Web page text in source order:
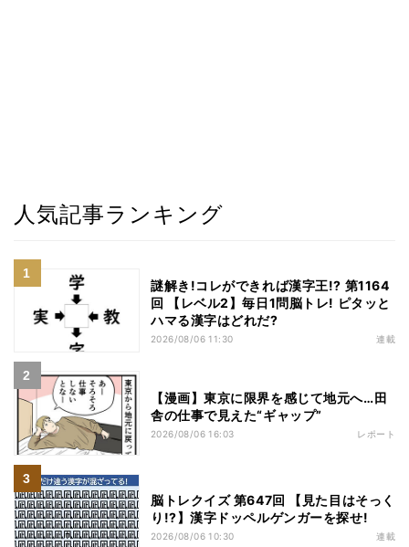
人気記事ランキング
謎解き!コレができれば漢字王!? 第1164
回 【レベル2】毎日1問脳トレ! ピタッと
ハマる漢字はどれだ?
2026/08/06 11:30 連載
【漫画】東京に限界を感じて地元へ…田
舎の仕事で見えた“ギャップ”
2026/08/06 16:03 レポート
脳トレクイズ 第647回 【見た目はそっく
り!?】漢字ドッペルゲンガーを探せ!
2026/08/06 10:30 連載